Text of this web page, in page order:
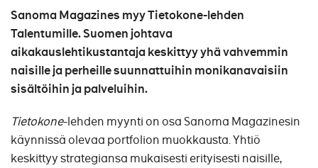
Sanoma Magazines myy Tietokone-lehden
Talentumille. Suomen johtava
aikakauslehtikustantaja keskittyy yhä vahvemmin
naisille ja perheille suunnattuihin monikanavaisiin
sisältöihin ja palveluihin.
Tietokone-lehden myynti on osa Sanoma Magazinesin
käynnissä olevaa portfolion muokkausta. Yhtiö
keskittyy strategiansa mukaisesti erityisesti naisille,